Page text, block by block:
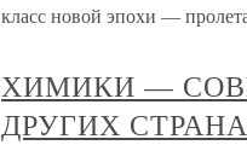
класс новой эпохи —
ХИМИКИ —
ДРУГИХ